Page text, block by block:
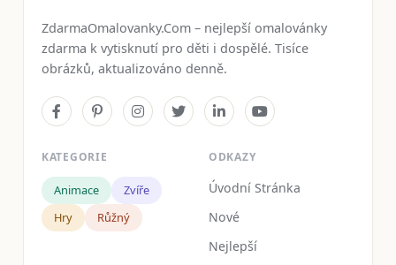
ZdarmaOmalovanky.Com – nejlepší omalovánky
zdarma k vytisknutí pro děti i dospělé. Tisíce
obrázků, aktualizováno denně.
KATEGORIE
Animace
Zvíře
Hry
Růžný
ODKAZY
Úvodní Stránka
Nové
Nejlepší